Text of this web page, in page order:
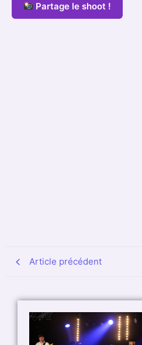
Partage le shoot !
Article précédent